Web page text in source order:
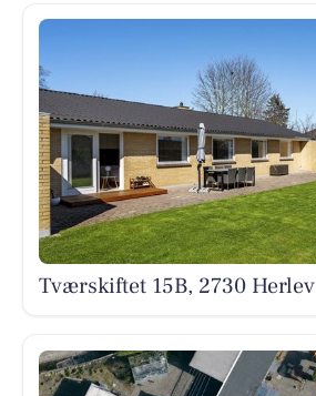
Tværskiftet 15B, 2730 Herlev